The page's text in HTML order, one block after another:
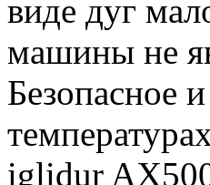
виде дуг
машины не
Безопасное
iglidur